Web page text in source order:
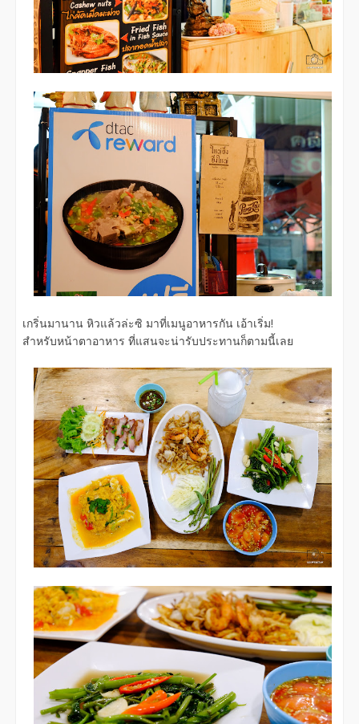
เกริ่นมานาน หิวแล้วล่ะซิ มาที่เมนูอาหารกัน เอ้าเริ่ม!
สำหรับหน้าตาอาหาร ที่แสนจะน่ารับประทานก็ตามนี้เลย